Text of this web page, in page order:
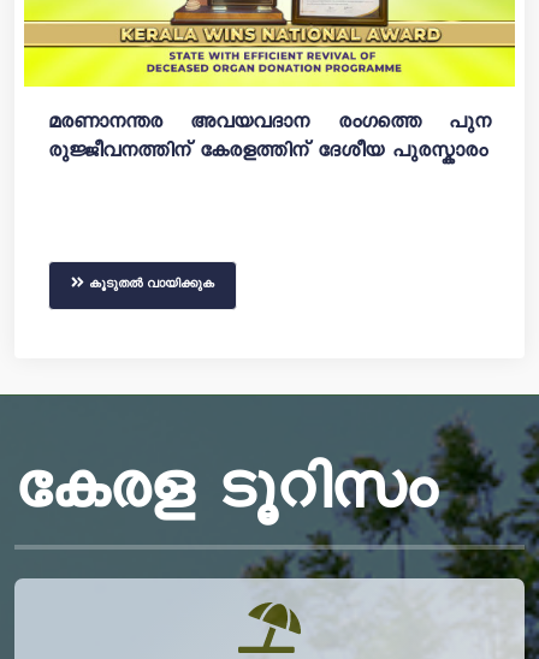
മരണാനന്തര അവയവദാന രംഗത്തെ പുന
രുജ്ജീവനത്തിന് കേരളത്തിന് ദേശീയ പുരസ്കാരം
കൂടുതൽ വായിക്കുക
കേരള ടൂറിസം